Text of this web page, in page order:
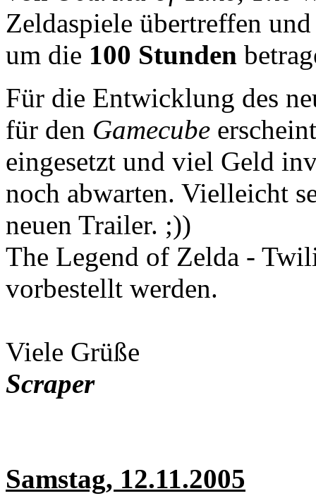
Zeldaspiele übertreffen
um die 100 Stunden
Für die Entwicklung des
für den Gamecube
eingesetzt und viel Geld
noch abwarten. Vielleicht
neuen Trailer. ;))
The Legend of Zelda -
vorbestellt werden.
Viele Grüße
Scraper
Samstag, 12.11.2005